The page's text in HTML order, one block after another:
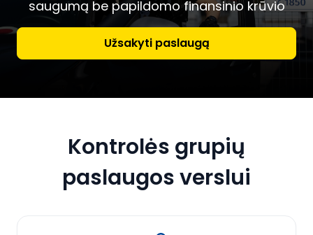
saugumą be papildomo finansinio krūvio
Užsakyti paslaugą
Kontrolės grupių
paslaugos verslui